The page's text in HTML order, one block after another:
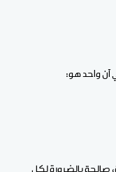
آن واحد هو:
صالحة بالضرورة لكل